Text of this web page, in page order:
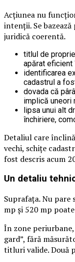
Acțiunea nu
intenții. Se
juridică coerentă.
titlul de
apărat eficient
identificarea
cadastrul a
dovada că
implică uneori
lipsa unui alt
închiriere,
Detaliul care
vechi, schițe
fost descris acum
Un detaliu
Suprafața. Nu
mp și 520 mp
În zone
gard”, fără
titluri valide. Două